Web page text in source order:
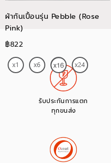
ผ้ากันเปื้อนรุ่น Pebble (Rose
Pink)
฿822
รับประกันการแตก
ทุกขนส่ง